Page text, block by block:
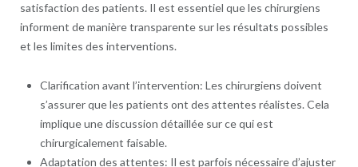
satisfaction des patients. Il est essentiel que les chirurgiens
informent de manière transparente sur les résultats possibles
et les limites des interventions.
Clarification avant l’intervention: Les chirurgiens doivent
s’assurer que les patients ont des attentes réalistes. Cela
implique une discussion détaillée sur ce qui est
chirurgicalement faisable.
Adaptation des attentes: Il est parfois nécessaire d’ajuster